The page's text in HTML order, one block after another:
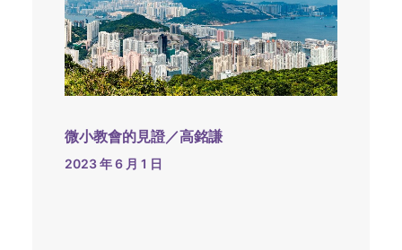
微小教會的見證／高銘謙
2023 年 6 月 1 日